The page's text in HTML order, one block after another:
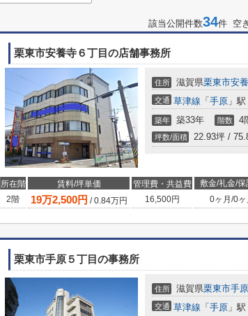
該当公開件数34件 空
栗東市安養寺６丁目の店舗事務所
住所 滋賀県栗東市安
交通 草津線 「 手原 」
築年 築33年 階数 4
坪数/面積 22.93坪 /
所在階 賃料/坪単価 管理費・共益費 敷金/礼金/保
2階
19万2,500円 /0.84万円 16,500円 0ヶ月 /0ヶ
栗東市手原５丁目の事務所
住所 滋賀県栗東市手原
交通 草津線 「 手原 」